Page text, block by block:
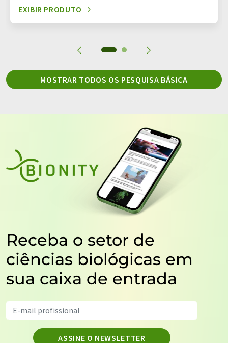
EXIBIR PRODUTO
MOSTRAR TODOS OS PESQUISA BÁSICA
Receba o setor de
ciências biológicas em
sua caixa de entrada
ASSINE O NEWSLETTER